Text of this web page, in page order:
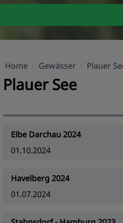
Home Gewässer Plauer
Plauer See
Elbe Darchau 2024
01.10.2024
Havelberg 2024
01.07.2024